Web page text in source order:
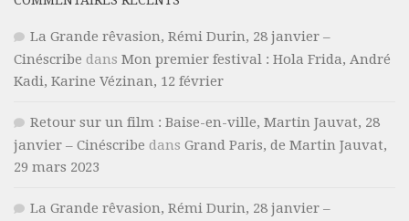
La Grande rêvasion, Rémi Durin, 28 janvier –
Cinéscribe dans Mon premier festival : Hola Frida, André
Kadi, Karine Vézinan, 12 février
Retour sur un film : Baise-en-ville, Martin Jauvat, 28
janvier – Cinéscribe dans Grand Paris, de Martin Jauvat,
29 mars 2023
La Grande rêvasion, Rémi Durin, 28 janvier –